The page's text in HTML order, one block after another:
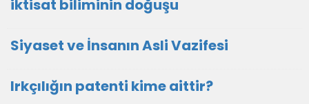
iktisat biliminin doğuşu
Siyaset ve İnsanın Asli Vazifesi
Irkçılığın patenti kime aittir?